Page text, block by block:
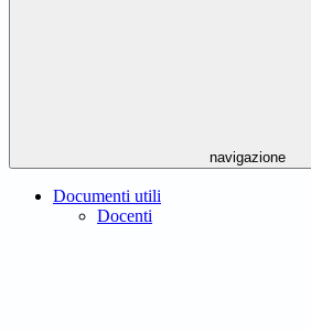
navigazione
Documenti utili
Docenti